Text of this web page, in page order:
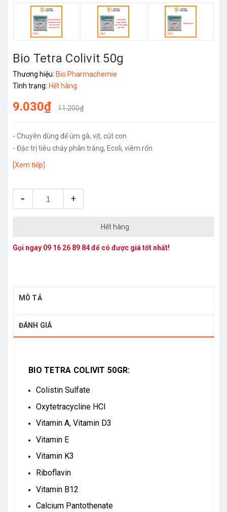
Bio Tetra Colivit 50g
Thương hiệu: Bio Pharmachemie
Tình trạng: Hết hàng
9.030₫ 11.200₫
- Chuyên dùng để úm gà, vịt, cút con
- Đặc trị tiêu chảy phân trắng, Ecoli, viêm rốn
[Xem tiếp]
- +
Hết hàng
Gọi ngay 09 16 26 89 84để có được giá tốt nhất!
MÔ TẢ
ĐÁNH GIÁ
BIO TETRA COLIVIT 50GR:
Colistin Sulfate
Oxytetracycline HCl
Vitamin A, Vitamin D3
Vitamin E
Vitamin K3
Riboflavin
Vitamin B12
Calcium Pantothenate